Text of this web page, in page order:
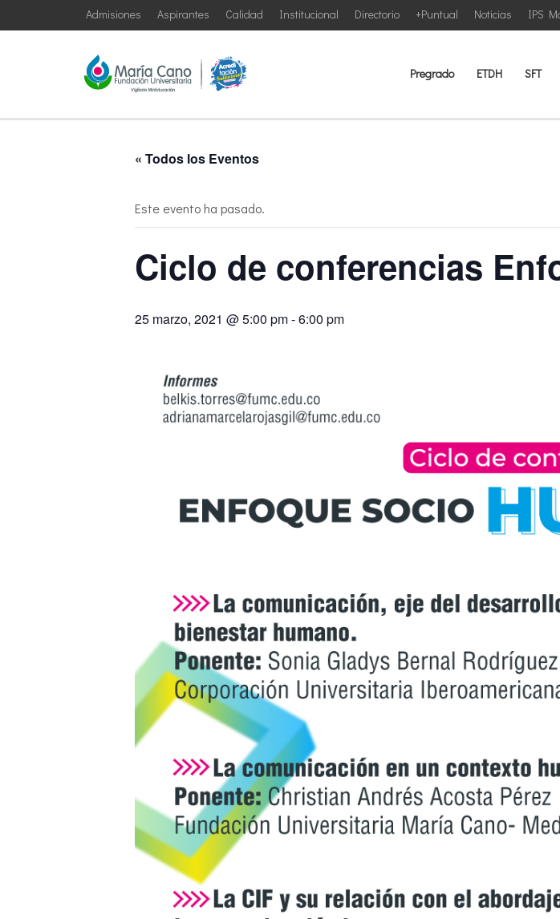
IPS
Noticias
+Puntual
Directorio
Institucional
Calidad
Aspirantes
Admisiones
Pregrado ETDH SFT
« Todos los Eventos
Este evento ha pasado.
Ciclo de conferencias
25 marzo, 2021 @ 5:00 pm-6:00 pm